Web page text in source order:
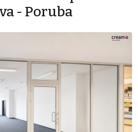
- Poruba